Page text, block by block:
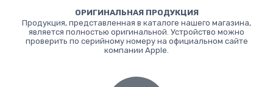
ОРИГИНАЛЬНАЯ ПРОДУКЦИЯ
Продукция, представленная в каталоге нашего магазина,
является полностью оригинальной. Устройство можно
проверить по серийному номеру на официальном сайте
компании Apple.